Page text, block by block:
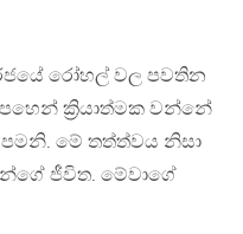
රෝහල් වල පවතින
පහෙන් ක්‍රියාත්මක වන්නේ
මේ තත්ත්වය නිසා
ජීවිත. මේවාගේ